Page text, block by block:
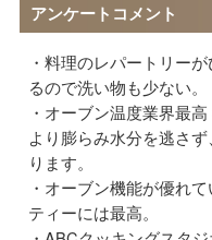
アンケートコメント
料理のレパートリー
るので洗い物も少ない。
オーブン温度業界最
より膨らみ水分を逃さ
ります。
オーブン機能が優れ
ティーには最高。